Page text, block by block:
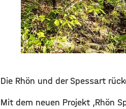
Die Rhön und der Spessart
Mit dem neuen Projekt ‚Rhön